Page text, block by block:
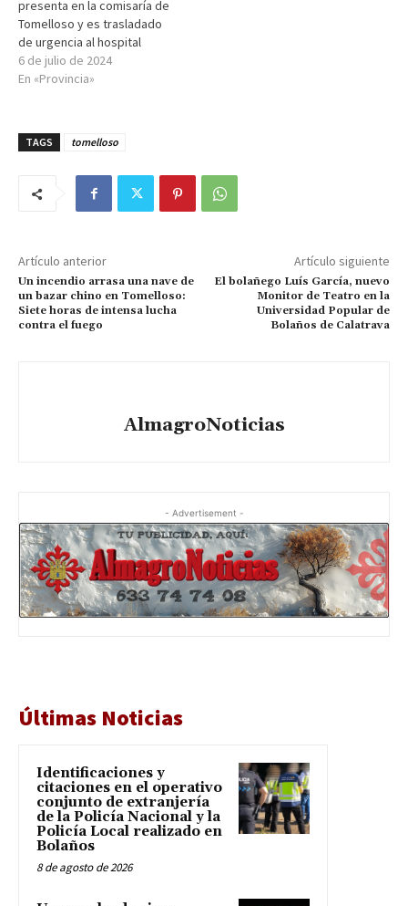
presenta en la comisaría de
Tomelloso y es trasladado
de urgencia al hospital
6 de julio de 2024
En «Provincia»
TAGS tomelloso
Artículo anterior
Un incendio arrasa una nave de
un bazar chino en Tomelloso:
Siete horas de intensa lucha
contra el fuego
Artículo siguiente
El bolañego Luís García, nuevo
Monitor de Teatro en la
Universidad Popular de
Bolaños de Calatrava
AlmagroNoticias
- Advertisement -
Últimas Noticias
Identificaciones y
citaciones en el operativo
conjunto de extranjería
de la Policía Nacional y la
Policía Local realizado en
Bolaños
8 de agosto de 2026